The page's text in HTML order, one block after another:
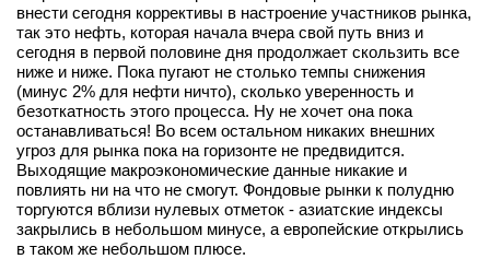
внести сегодня коррективы в настроение участников рынка,
так это нефть, которая начала вчера свой путь вниз и
сегодня в первой половине дня продолжает скользить все
ниже и ниже. Пока пугают не столько темпы снижения
(минус 2% для нефти ничто), сколько уверенность и
безоткатность этого процесса. Ну не хочет она пока
останавливаться! Во всем остальном никаких внешних
угроз для рынка пока на горизонте не предвидится.
Выходящие макроэкономические данные никакие и
повлиять ни на что не смогут. Фондовые рынки к полудню
торгуются вблизи нулевых отметок - азиатские индексы
закрылись в небольшом минусе, а европейские открылись
в таком же небольшом плюсе.